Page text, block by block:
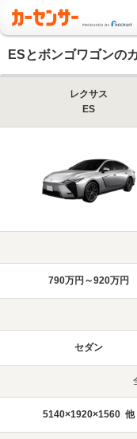
ESとボンゴワゴンの
レクサス
ES
790万円～920万円
セダン
5140×1920×1560 他